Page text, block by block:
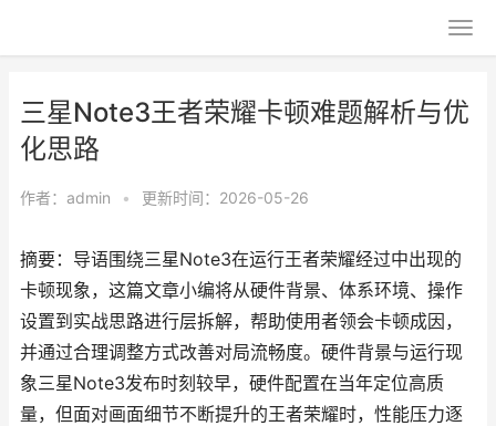
三星Note3王者荣耀卡顿难题解析与优
化思路
作者： admin • 更新时间：2026-05-26
摘要：导语围绕三星Note3在运行王者荣耀经过中出现的
卡顿现象，这篇文章小编将从硬件背景、体系环境、操作
设置到实战思路进行层拆解，帮助使用者领会卡顿成因，
并通过合理调整方式改善对局流畅度。硬件背景与运行现
象三星Note3发布时刻较早，硬件配置在当年定位高质
量，但面对画面细节不断提升的王者荣耀时，性能压力逐